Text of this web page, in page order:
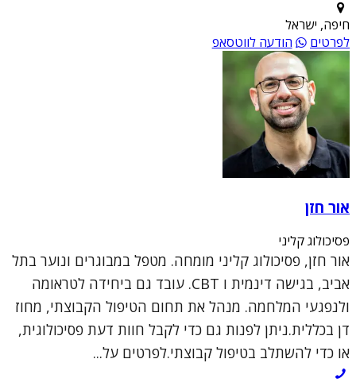
חיפה, ישראל
לפרטים
הודעה לווטסאפ
אור חזן
פסיכולוג קליני
אור חזן, פסיכולוג קליני מומחה. מטפל במבוגרים ונוער בתל
אביב, בגישה דינמית ו CBT. עובד גם ביחידה לטראומה
ולנפגעי המלחמה. מנהל את תחום הטיפול הקבוצתי, מחוז
דן בכללית.ניתן לפנות גם כדי לקבל חוות דעת פסיכולוגית,
או כדי להשתלב בטיפול קבוצתי.לפרטים על...